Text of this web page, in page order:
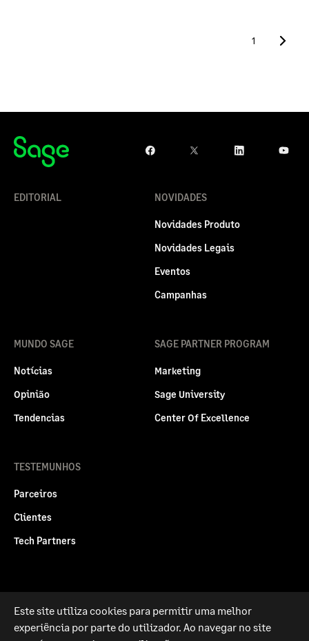
1
EDITORIAL NOVIDADES
Novidades Produto
Novidades Legais
Eventos
Campanhas
MUNDO SAGE
Notícias
Opinião
Tendencias
SAGE PARTNER PROGRAM
Marketing
Sage University
Center Of Excellence
TESTEMUNHOS
Parceiros
Clientes
Tech Partners
Politica legal Privacidade e Cookies
RGPD
Este site utiliza cookies para permitir uma melhor
experiência por parte do utilizador. Ao navegar no site